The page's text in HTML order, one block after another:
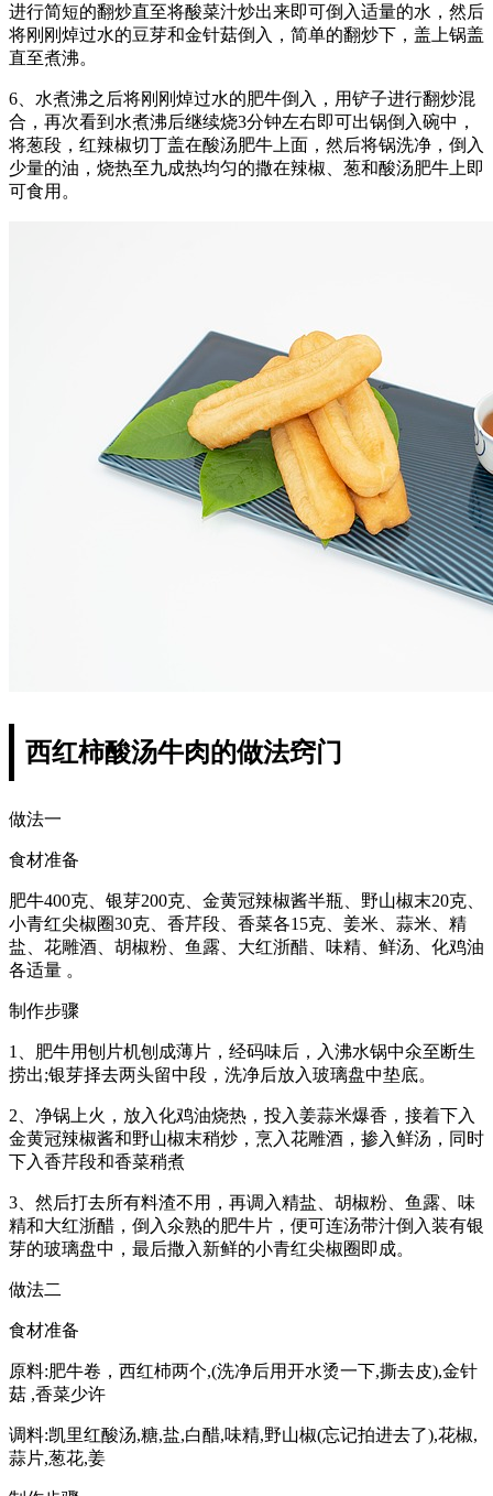
进行简短的翻炒直至将酸菜汁炒出来即可倒入适量的水，然后
将刚刚焯过水的豆芽和金针菇倒入，简单的翻炒下，盖上锅盖
直至煮沸。
6、水煮沸之后将刚刚焯过水的肥牛倒入，用铲子进行翻炒混
合，再次看到水煮沸后继续烧3分钟左右即可出锅倒入碗中，
将葱段，红辣椒切丁盖在酸汤肥牛上面，然后将锅洗净，倒入
少量的油，烧热至九成热均匀的撒在辣椒、葱和酸汤肥牛上即
可食用。
西红柿酸汤牛肉的做法窍门
做法一
食材准备
肥牛400克、银芽200克、金黄冠辣椒酱半瓶、野山椒末20克、
小青红尖椒圈30克、香芹段、香菜各15克、姜米、蒜米、精
盐、花雕酒、胡椒粉、鱼露、大红浙醋、味精、鲜汤、化鸡油
各适量 。
制作步骤
1、肥牛用刨片机刨成薄片，经码味后，入沸水锅中氽至断生
捞出;银芽择去两头留中段，洗净后放入玻璃盘中垫底。
2、净锅上火，放入化鸡油烧热，投入姜蒜米爆香，接着下入
金黄冠辣椒酱和野山椒末稍炒，烹入花雕酒，掺入鲜汤，同时
下入香芹段和香菜稍煮
3、然后打去所有料渣不用，再调入精盐、胡椒粉、鱼露、味
精和大红浙醋，倒入氽熟的肥牛片，便可连汤带汁倒入装有银
芽的玻璃盘中，最后撒入新鲜的小青红尖椒圈即成。
做法二
食材准备
原料:肥牛卷，西红杮两个,(洗净后用开水烫一下,撕去皮),金针
菇 ,香菜少许
调料:凯里红酸汤,糖,盐,白醋,味精,野山椒(忘记拍进去了),花椒,
蒜片,葱花,姜